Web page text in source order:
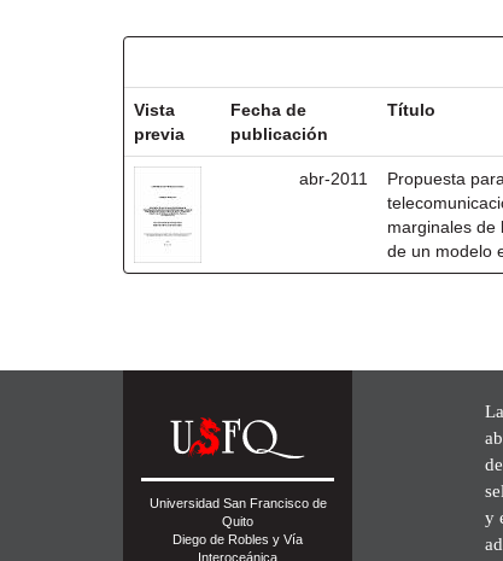
Vista
previa
Fecha de
publicación
Título
abr-2011
Propuesta
marginales de
de un modelo
Universidad San Francisco de
Quito
Diego de Robles y Vía
Interoceánica
y